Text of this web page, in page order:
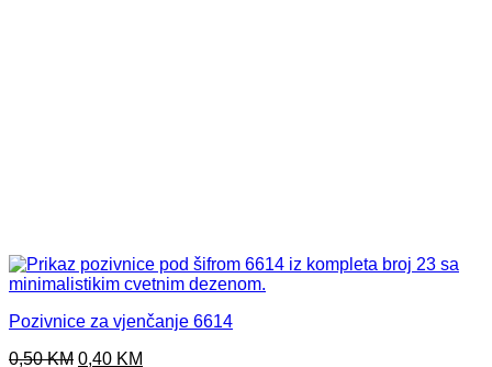
Pozivnice za vjenčanje 6614
0,50KM Original
0,40 KM